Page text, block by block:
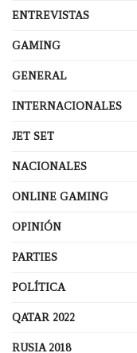
ENTREVISTAS
GAMING
GENERAL
INTERNACIONALES
JET SET
NACIONALES
ONLINE GAMING
OPINIÓN
PARTIES
POLÍTICA
QATAR 2022
RUSIA 2018